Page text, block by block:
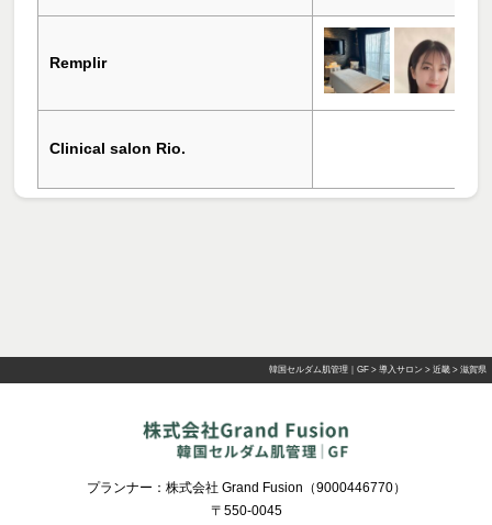
Remplir
Clinical salon Rio.
韓国セルダム肌管理｜GF > 導入サロン > 近畿 > 滋賀県
プランナー：株式会社 Grand Fusion（9000446770）
〒550-0045